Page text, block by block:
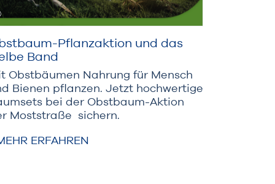
Pflanzaktion und das
Band
Obstbäumen Nahrung für Mensch
Bienen pflanzen. Jetzt hochwertige
bei der Obstbaum-Aktion
Moststraße sichern.
ERFAHREN